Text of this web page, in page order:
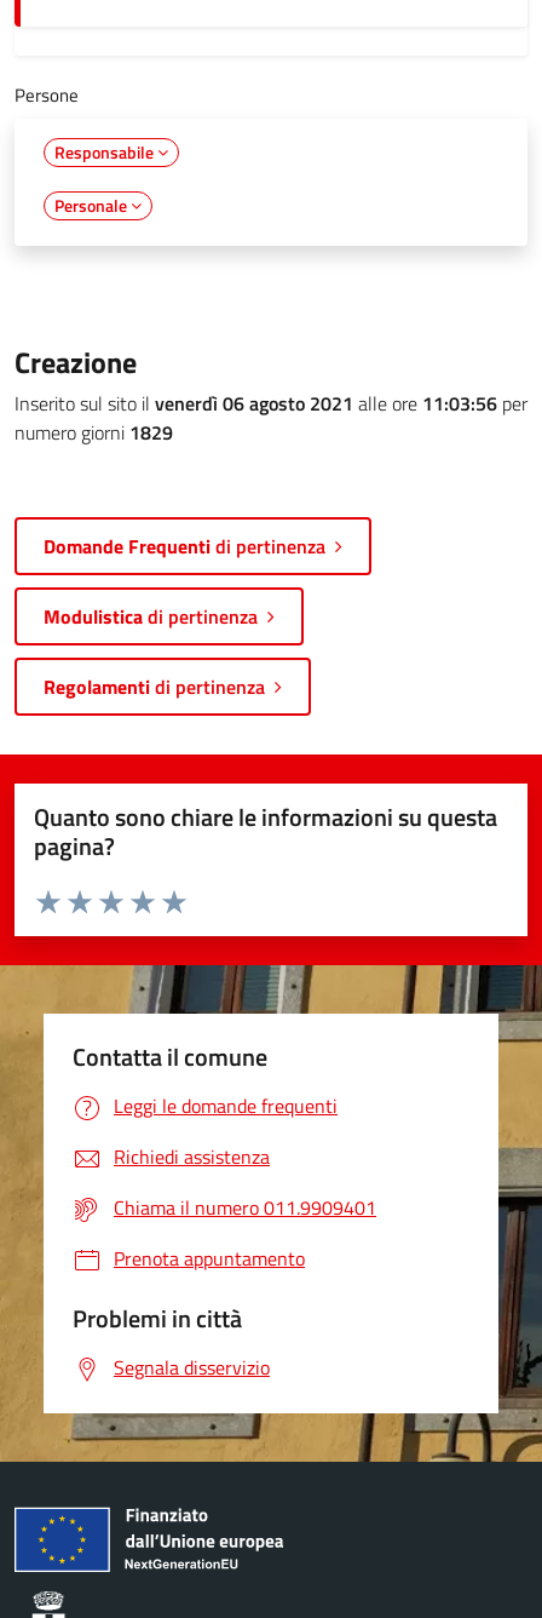
Persone
Responsabile
Personale
Creazione
Inserito sul sito il venerdì 06 agosto 2021 alle ore 11:03:56 per
numero giorni 1829
Domande Frequentidi pertinenza
Modulisticadi pertinenza
Regolamentidi pertinenza
Quanto sono chiare le informazioni su questa
pagina?
Valuta da 1 a 5 stelle la pagina
Valuta 5 stelle su 5
Valuta 4 stelle su 5
Valuta 3 stelle su 5
Valuta 2 stelle su 5
Valuta 1 stelle su 5
Contatta il comune
Leggi le domande frequenti
Richiedi assistenza
Chiama il numero 011.9909401
Prenota appuntamento
Problemi in città
Segnala disservizio